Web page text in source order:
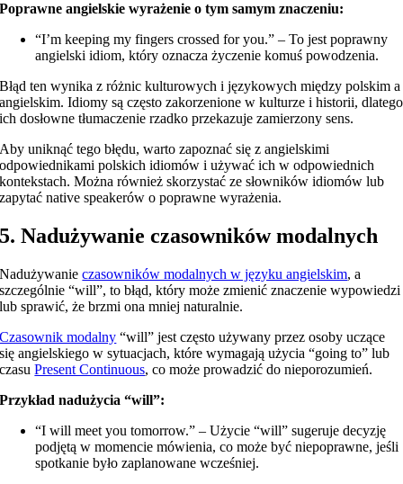
Poprawne angielskie wyrażenie o tym samym znaczeniu:
“I’m keeping my fingers crossed for you.” – To jest poprawny
angielski idiom, który oznacza życzenie komuś powodzenia.
Błąd ten wynika z różnic kulturowych i językowych między polskim a
angielskim. Idiomy są często zakorzenione w kulturze i historii, dlatego
ich dosłowne tłumaczenie rzadko przekazuje zamierzony sens.
Aby uniknąć tego błędu, warto zapoznać się z angielskimi
odpowiednikami polskich idiomów i używać ich w odpowiednich
kontekstach. Można również skorzystać ze słowników idiomów lub
zapytać native speakerów o poprawne wyrażenia.
5. Nadużywanie czasowników modalnych
Nadużywanieczasowników modalnych w języku angielskim, a
szczególnie “will”, to błąd, który może zmienić znaczenie wypowiedzi
lub sprawić, że brzmi ona mniej naturalnie.
Czasownik modalny “will” jest często używany przez osoby uczące
się angielskiego w sytuacjach, które wymagają użycia “going to” lub
czasuPresent Continuous, co może prowadzić do nieporozumień.
Przykład nadużycia “will”:
“I will meet you tomorrow.” – Użycie “will” sugeruje decyzję
podjętą w momencie mówienia, co może być niepoprawne, jeśli
spotkanie było zaplanowane wcześniej.